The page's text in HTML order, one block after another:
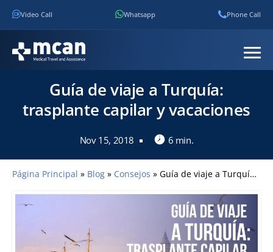
Video Call Whatsapp Phone Call
Guía de viaje a Turquía:
trasplante capilar y vacaciones
Nov 15, 2018 6 min.
Página Principal » Blog » Consejos » Guía de viaje a Turquía: trasplante capilar y vacaciones